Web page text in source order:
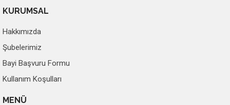
KURUMSAL
Hakkımızda
Şubelerimiz
Bayi Başvuru Formu
Kullanım Koşulları
MENÜ